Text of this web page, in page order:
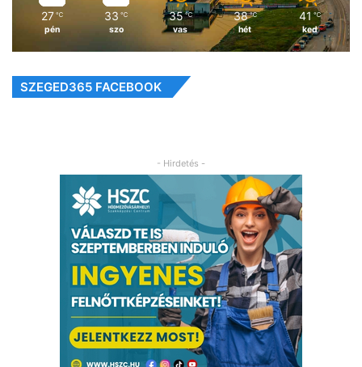
27 ℃
pén
33 ℃
szo
35 ℃
vas
38 ℃
hét
41 ℃
ked
SZEGED365 FACEBOOK
- Hirdetés -